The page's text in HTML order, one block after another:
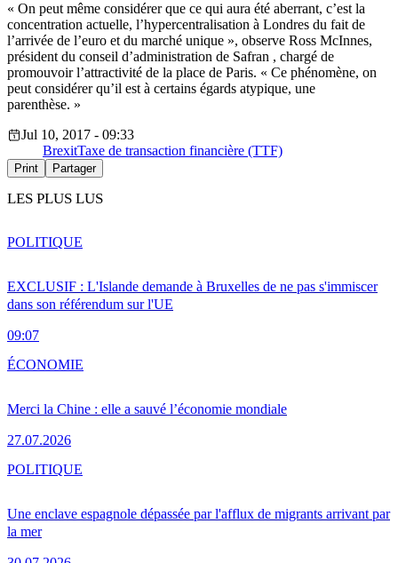
« On peut même considérer que ce qui aura été aberrant, c’est la
concentration actuelle, l’hypercentralisation à Londres du fait de
l’arrivée de l’euro et du marché unique », observe Ross McInnes,
président du conseil d’administration de Safran , chargé de
promouvoir l’attractivité de la place de Paris. « Ce phénomène, on
peut considérer qu’il est à certains égards atypique, une
parenthèse. »
Jul 10, 2017 - 09:33
BrexitTaxe de transaction financière (TTF)
Print Partager
LES PLUS LUS
EXCLUSIF : L'Islande demande à Bruxelles de ne pas s'immiscer
dans son référendum sur l'UE
09:07
POLITIQUE
Merci la Chine : elle a sauvé l’économie mondiale
27.07.2026
ÉCONOMIE
Une enclave espagnole dépassée par l'afflux de migrants arrivant par
la mer
POLITIQUE